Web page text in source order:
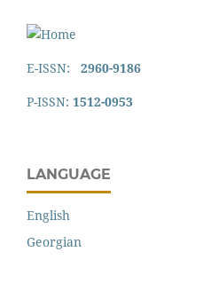
E-ISSN: 2960-9186
P-ISSN: 1512-0953
LANGUAGE
English
Georgian